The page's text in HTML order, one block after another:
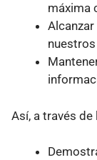
máxima
Así, a través